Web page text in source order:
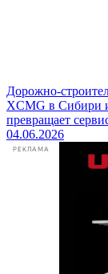
Дорожно-
XCMG в Сибири
превращает
04.06.2026
РЕКЛАМА